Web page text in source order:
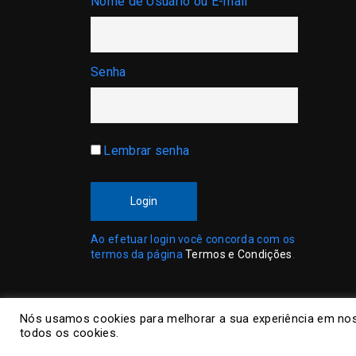
Senha
Lembrar senha
Login
Ao efetuar login você concorda com os
termos da páginaTermos e Condições
Nós usamos cookies para melhorar a sua experiência em
todos os cookies.